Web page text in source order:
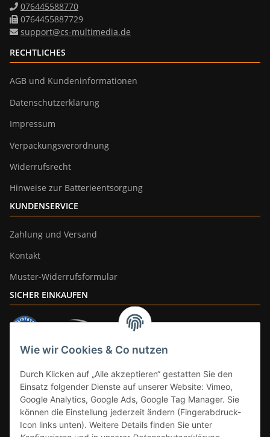
Wie wir Cookies & Co nutzen
Durch Klicken auf „Alle akzeptieren“ gestatten Sie den
Einsatz folgender Dienste auf unserer Website: Vimeo,
Google Analytics, Google Ads, Google Tag Manager. Sie
können die Einstellung jederzeit ändern (Fingerabdruck-
Icon links unten). Weitere Details finden Sie unter
076445588770
0764455887729
support@cs-multimedia.de
RECHTLICHES
AGB und Kundeninformationen
Datenschutzerklärung
Impressum
Verpackungsverordnung
Widerrufsrecht
Hinweise zur Batterieentsorgung
KUNDENSERVICE
Zahlung und Versand
Kontakt
Muster-Widerrufsformular
SICHER EINKAUFEN